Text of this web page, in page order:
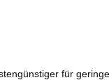
für